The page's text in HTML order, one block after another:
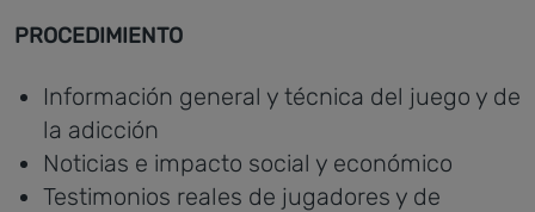
PROCEDIMIENTO
Información general y técnica del juego y de
la adicción
Noticias e impacto social y económico
Testimonios reales de jugadores y de